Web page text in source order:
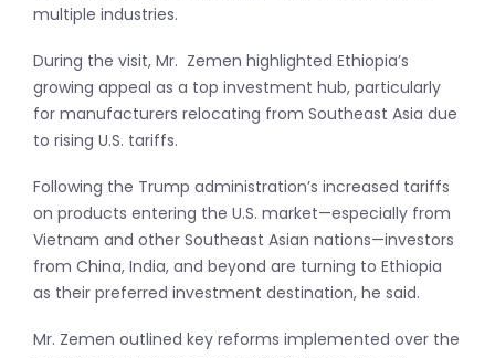
multiple industries.
During the visit, Mr. Zemen highlighted Ethiopia’s
growing appeal as a top investment hub, particularly
for manufacturers relocating from Southeast Asia due
to rising U.S. tariffs.
Following the Trump administration’s increased tariffs
on products entering the U.S. market—especially from
Vietnam and other Southeast Asian nations—investors
from China, India, and beyond are turning to Ethiopia
as their preferred investment destination, he said.
Mr. Zemen outlined key reforms implemented over the